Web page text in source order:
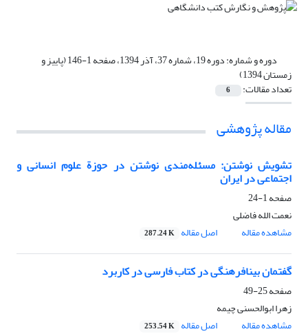
دوره و شماره: دوره 19، شماره 37، آذر 1394، صفحه 1-146 (پاییز و
زمستان 1394)
تعداد مقالات: 6
مقاله پژوهشی
تشویش نوشتن: مسئله‌مندی نوشتن در حوزة علوم انسانی و
اجتماعی در ایران
صفحه1-24
نعمت الله فاضلی
مشاهده مقاله
اصل مقاله 287.24 K
گفتمان بینافرهنگی در کتاب فارسی در کاربرد
صفحه25-49
زهرا ابوالحسنی چیمه
مشاهده مقاله
اصل مقاله 253.54 K